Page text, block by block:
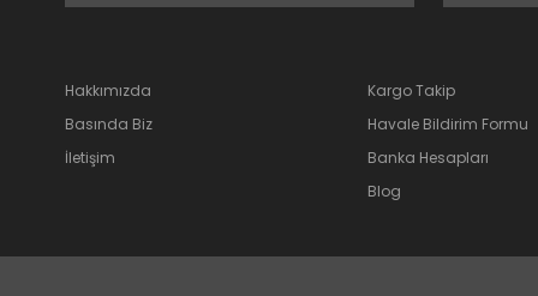
Hakkımızda
Basında Biz
İletişim
Kargo Takip
Havale Bildirim Formu
Banka Hesapları
Blog